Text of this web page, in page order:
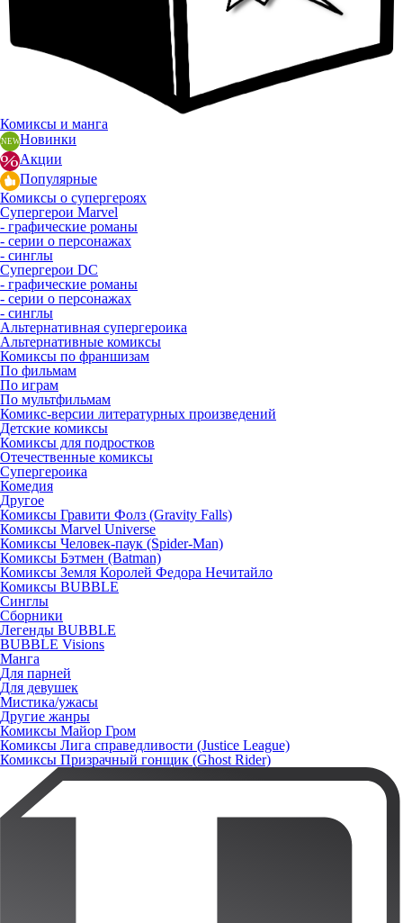
Комиксы и манга
Новинки
Акции
Популярные
Комиксы о супергероях
Супергерои Marvel
- графические романы
- серии о персонажах
- синглы
Супергерои DC
- графические романы
- серии о персонажах
- синглы
Альтернативная супергероика
Альтернативные комиксы
Комиксы по франшизам
По фильмам
По играм
По мультфильмам
Комикс-версии литературных произведений
Детские комиксы
Комиксы для подростков
Отечественные комиксы
Супергероика
Комедия
Другое
Комиксы Гравити Фолз (Gravity Falls)
Комиксы Marvel Universe
Комиксы Человек-паук (Spider-Man)
Комиксы Бэтмен (Batman)
Комиксы Земля Королей Федора Нечитайло
Комиксы BUBBLE
Синглы
Сборники
Легенды BUBBLE
BUBBLE Visions
Манга
Для парней
Для девушек
Мистика/ужасы
Другие жанры
Комиксы Майор Гром
Комиксы Лига справедливости (Justice League)
Комиксы Призрачный гонщик (Ghost Rider)